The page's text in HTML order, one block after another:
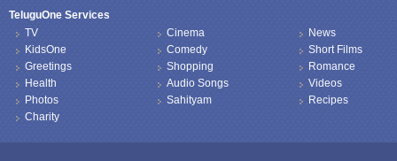
TeluguOne Services
TV
KidsOne
Greetings
Health
Photos
Charity
Cinema
Comedy
Shopping
Audio Songs
Sahityam
News
Short Films
Romance
Videos
Recipes